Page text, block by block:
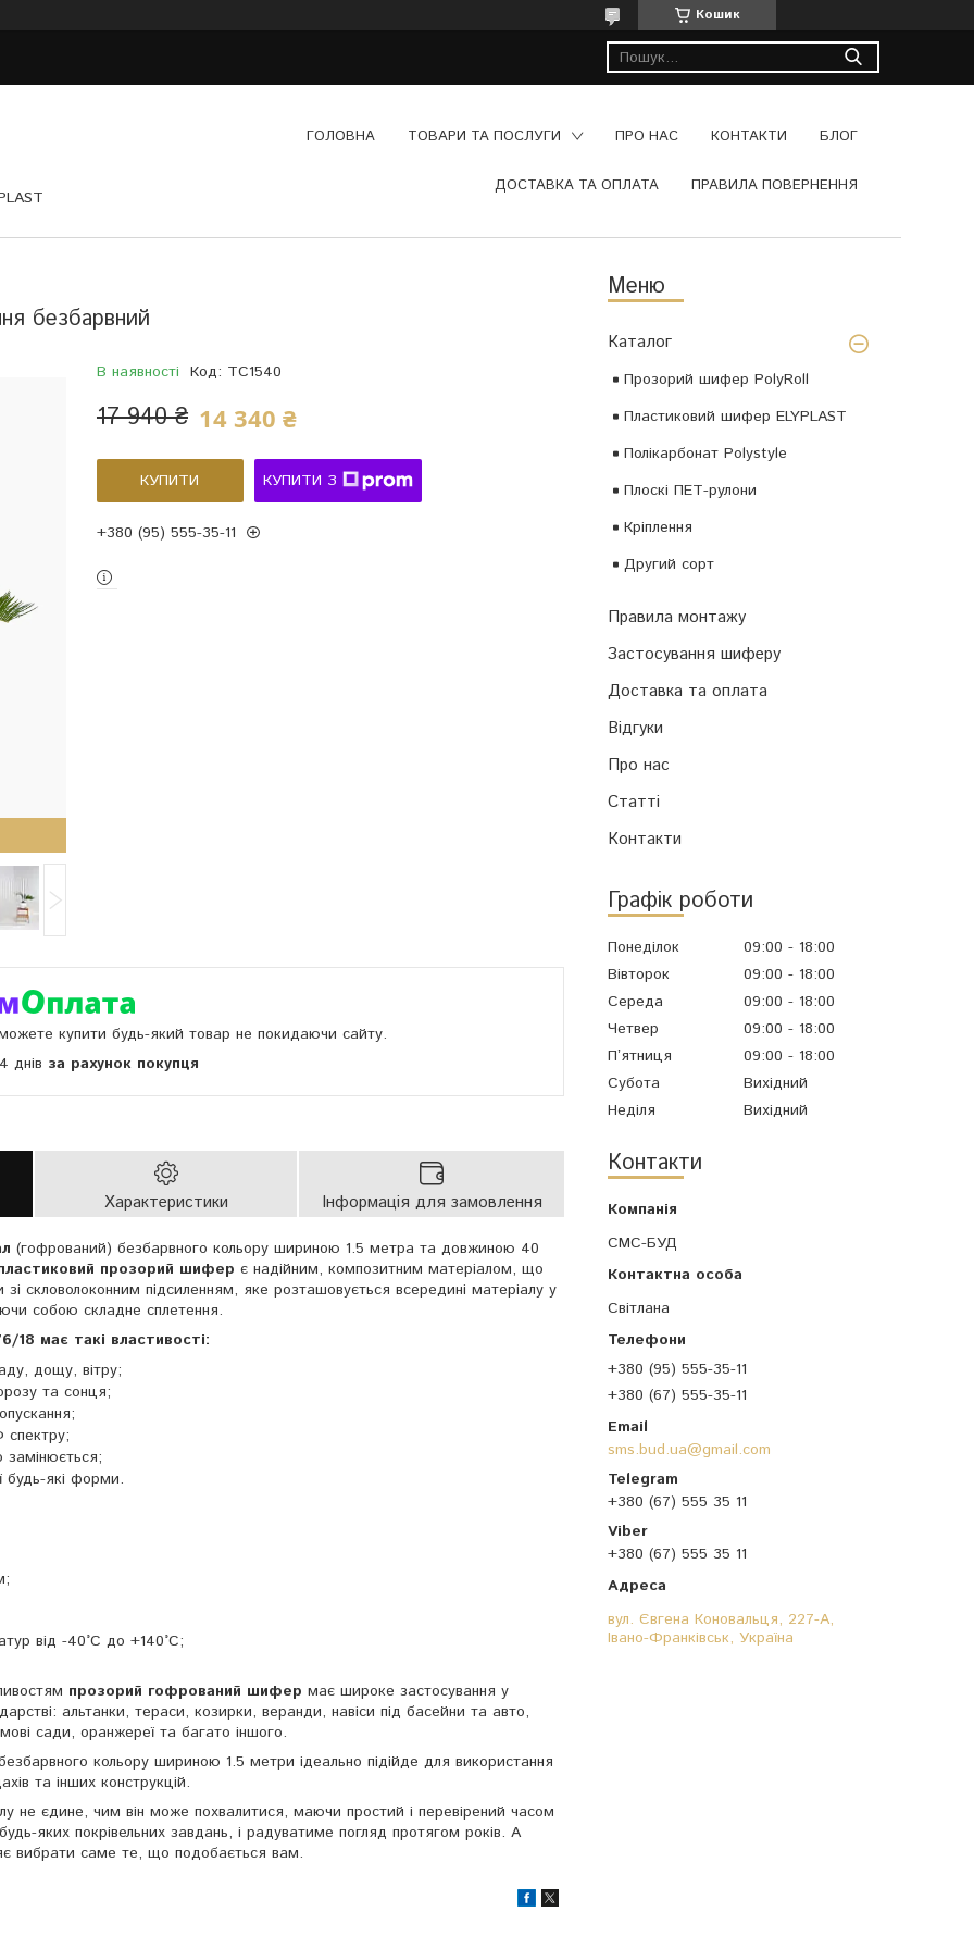
Кошик
ГОЛОВНА ТОВАРИ ТА ПОСЛУГИ ПРО НАС КОНТАКТИ БЛОГ
ДОСТАВКА ТА ОПЛАТА ПРАВИЛА ПОВЕРНЕННЯ
Каталог
Прозорий шифер PolyRoll
Пластиковий шифер ELYPLAST
Полікарбонат Polystyle
Плоскі ПЕТ-рулони
Кріплення
Другий сорт
Правила монтажу
Застосування шиферу
Доставка та оплата
Відгуки
Про нас
Статті
Контакти
Графік роботи
Понеділок 09:00
18:00
Вівторок
09:00
18:00
Середа
09:00
18:00
Четвер
09:00
18:00
Пʼятниця
09:00
18:00
Субота
Вихідний
Неділя
Вихідний
Контакти
СМС-БУД
Світлана
+380 (95) 555-35-11
+380 (67) 555-35-11
sms.bud.ua@gmail.com
+380 (67) 555 35 11
+380 (67) 555 35 11
вул. Євгена Коновальця, 227-А,
Івано-Франківськ, Україна
безбарвний
В наявності Код: TC1540
17 940 ₴ 14 340 ₴
КУПИТИ КУПИТИ З
+380 (95) 555-35-11
можете купити будь-який товар не покидаючи сайту.
днів за рахунок покупця
Характеристики Інформація для замовлення
(гофрований) безбарвного кольору шириною 1.5 метра та довжиною 40
прозорий шифер є надійним, композитним матеріалом, що
зі скловолоконним підсиленням, яке розташовується всередині матеріалу у
собою складне сплетення.
має такі властивості:
дощу, вітру;
та сонця;
будь-які форми.
від -40°C до +140°C;
прозорий гофрований шифер має широке застосування у
альтанки, тераси, козирки, веранди, навіси під басейни та авто,
сади, оранжереї та багато іншого.
кольору шириною 1.5 метри ідеально підійде для використання
та інших конструкцій.
не єдине, чим він може похвалитися, маючи простий і перевірений часом
яких покрівельних завдань, і радуватиме погляд протягом років. А
вибрати саме те, що подобається вам.